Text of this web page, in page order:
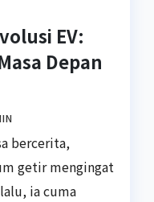
EV:
Depan
bercerita,
getir mengingat
ia cuma